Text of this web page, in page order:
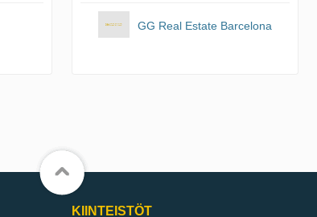
GG Real Estate Barcelona
KIINTEISTÖT